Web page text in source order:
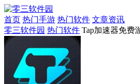
首页 热门手游 热门软件 文章资讯
零三软件园 热门软件 Tap加速器免费